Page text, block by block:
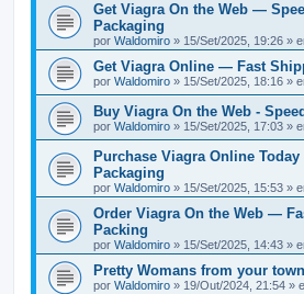
Get Viagra On the Web —
Packaging
por Waldomiro » 15/Set/2025, 19:26 »
Get Viagra Online — Fast
por Waldomiro » 15/Set/2025, 18:16 »
Buy Viagra On the Web -
por Waldomiro » 15/Set/2025, 17:03 »
Purchase Viagra Online
Packaging
por Waldomiro » 15/Set/2025, 15:53 »
Order Viagra On the Web —
Packing
por Waldomiro » 15/Set/2025, 14:43 »
Pretty Womans from your
por Waldomiro » 19/Out/2024, 21:54 »